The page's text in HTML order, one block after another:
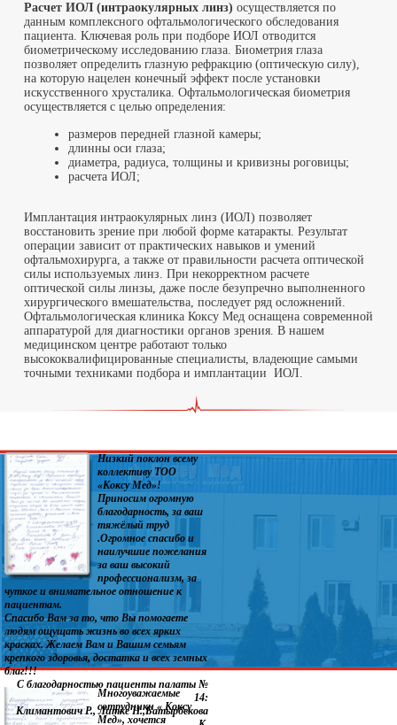
Расчет ИОЛ (интраокулярных линз) осуществляется по
данным комплексного офтальмологического обследования
пациента. Ключевая роль при подборе ИОЛ отводится
биометрическому исследованию глаза. Биометрия глаза
позволяет определить глазную рефракцию (оптическую силу),
на которую нацелен конечный эффект после установки
искусственного хрусталика. Офтальмологическая биометрия
осуществляется с целью определения:
размеров передней глазной камеры;
длинны оси глаза;
диаметра, радиуса, толщины и кривизны роговицы;
расчета ИОЛ;
Имплантация интраокулярных линз (ИОЛ) позволяет
восстановить зрение при любой форме катаракты. Результат
операции зависит от практических навыков и умений
офтальмохирурга, а также от правильности расчета оптической
силы используемых линз. При некорректном расчете
оптической силы линзы, даже после безупречно выполненного
хирургического вмешательства, последует ряд осложнений.
Офтальмологическая клиника Коксу Мед оснащена современной
аппаратурой для диагностики органов зрения. В нашем
медицинском центре работают только
высококвалифицированные специалисты, владеющие самыми
точными техниками подбора и имплантации ИОЛ.
Низкий поклон всему
коллективу ТОО
«Коксу Мед»!
Приносим огромную
благодарность, за ваш
тяжёлый труд
.Огромное спасибо и
наилучшие пожелания
за ваш высокий
профессионализм, за
чуткое и внимательное отношение к
пациентам.
Спасибо Вам за то, что Вы помогаете
людям ощущать жизнь во всех ярких
красках. Желаем Вам и Вашим семьям
крепкого здоровья, достатка и всех земных
благ!!!
С благодарностью пациенты палаты №
14:
Климантович Р., Литке Н.,Батырбекова
Многоуважаемые
сотрудники « Коксу
Мед», хочется